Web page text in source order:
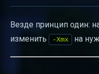
Везде принцип один:
изменить
-Xmx на